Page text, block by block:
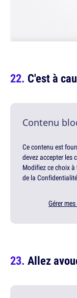
C'est à
Contenu
Ce contenu est
devez accepter les
Modifiez ce choix
de la
Gérer
Allez